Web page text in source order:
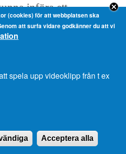
införa ett
miljörevision årligen
och av
åtgärder?
(cookies) för att webbplatsen ska
att surfa vidare godkänner du att vi
spela upp videoklipp från t ex
Acceptera alla